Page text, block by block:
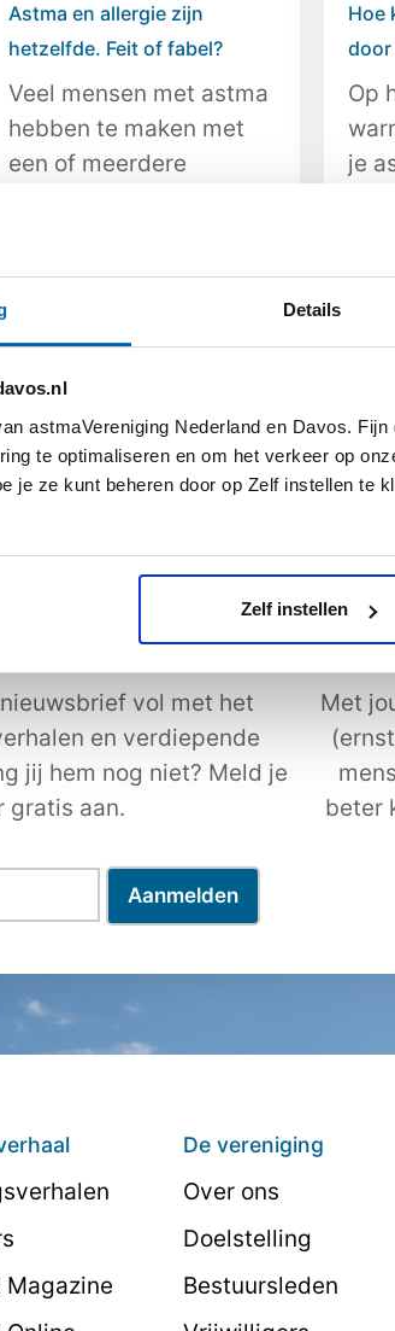
Details
astmaVereniging Nederland en Davos.
te optimaliseren en om het verkeer op
je ze kunt beheren door op Zelf instellen te
Zelf instellen
Astma en allergie zijn
hetzelfde. Feit of fabel?
Veel mensen met astma
hebben te maken met
een of meerdere
Hoe
door
Op
je
Alle artikelen
vol met het
en verdiepende
jij hem nog niet? Meld je
gratis aan.
Met
beter
Magazine
De vereniging
Over ons
Doelstelling
Bestuursleden